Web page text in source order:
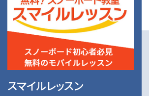
スマイルレッスン